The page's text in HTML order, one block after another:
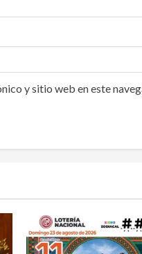
y sitio web en este